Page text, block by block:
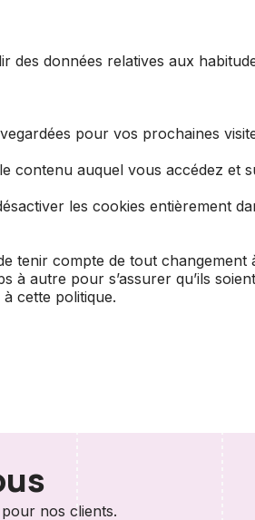
des données relatives aux
pour vos prochaines
contenu auquel vous accédez et
les cookies entièrement
tenir compte de tout changement
autre pour s’assurer qu’ils
cette politique.
nos clients.